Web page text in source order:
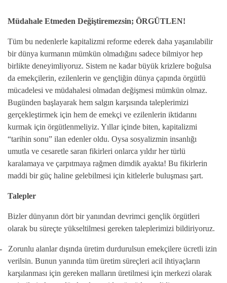
Müdahale Etmeden Değiştiremezsin; ÖRGÜTLEN!
Tüm bu nedenlerle kapitalizmi reforme ederek daha yaşanılabilir
bir dünya kurmanın mümkün olmadığını sadece bilmiyor hep
birlikte deneyimliyoruz. Sistem ne kadar büyük krizlere boğulsa
da emekçilerin, ezilenlerin ve gençliğin dünya çapında örgütlü
mücadelesi ve müdahalesi olmadan değişmesi mümkün olmaz.
Bugünden başlayarak hem salgın karşısında taleplerimizi
gerçekleştirmek için hem de emekçi ve ezilenlerin iktidarını
kurmak için örgütlenmeliyiz. Yıllar içinde biten, kapitalizmi
“tarihin sonu” ilan edenler oldu. Oysa sosyalizmin insanlığı
umutla ve cesaretle saran fikirleri onlarca yıldır her türlü
karalamaya ve çarpıtmaya rağmen dimdik ayakta! Bu fikirlerin
maddi bir güç haline gelebilmesi için kitlelerle buluşması şart.
Talepler
Bizler dünyanın dört bir yanından devrimci gençlik örgütleri
olarak bu süreçte yükseltilmesi gereken taleplerimizi bildiriyoruz.
Zorunlu alanlar dışında üretim durdurulsun emekçilere ücretli izin
verilsin. Bunun yanında tüm üretim süreçleri acil ihtiyaçların
karşılanması için gereken malların üretilmesi için merkezi olarak